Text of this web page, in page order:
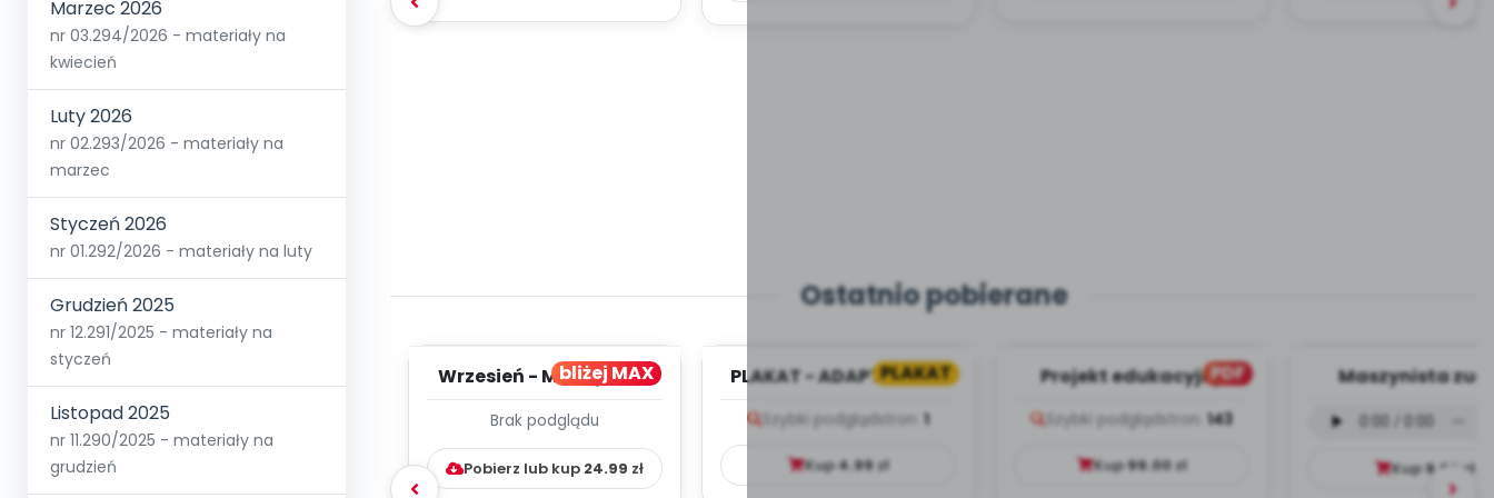
Marzec 2026
nr 03.294/2026 - materiały na
kwiecień
Luty 2026
nr 02.293/2026 - materiały na
marzec
Styczeń 2026
nr 01.292/2026 - materiały na luty
Grudzień 2025
nr 12.291/2025 - materiały na
styczeń
Listopad 2025
nr 11.290/2025 - materiały na
grudzień
Ostatnio pobierane
bliżej MAX
Wrzesień - MIESIĘCZNY
WYCHOWAWCZO –
DYDAKTYC...
Brak podglądu
Pobierz lub kup 24.99 zł
PLAKAT
PLAKAT - ADAPTACJA -
Szybki podglądstron: 1
Kup4.99zł
PDF
Projekt edukacyjny
Szybki podglądstron: 143
Kup99.00zł
Maszynista
mp3)
Kup9.99 zł